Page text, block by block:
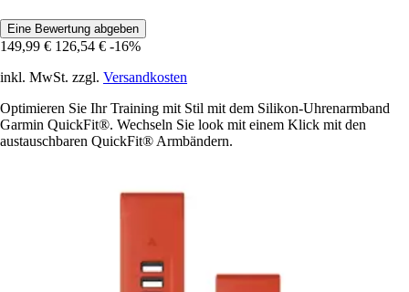
Eine Bewertung abgeben
149,99 € 126,54 € -16%
inkl. MwSt. zzgl. Versandkosten
Optimieren Sie Ihr Training mit Stil mit dem Silikon-Uhrenarmband
Garmin QuickFit®. Wechseln Sie look mit einem Klick mit den
austauschbaren QuickFit® Armbändern.